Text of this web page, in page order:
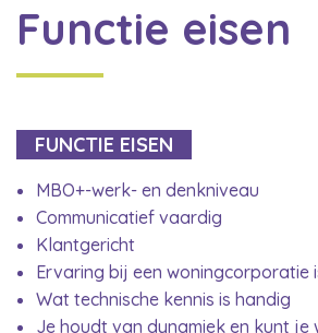
Functie eisen
FUNCTIE EISEN
MBO+-werk- en denkniveau
Communicatief vaardig
Klantgericht
Ervaring bij een woningcorporatie
Wat technische kennis is handig
Je houdt van dynamiek en kunt je